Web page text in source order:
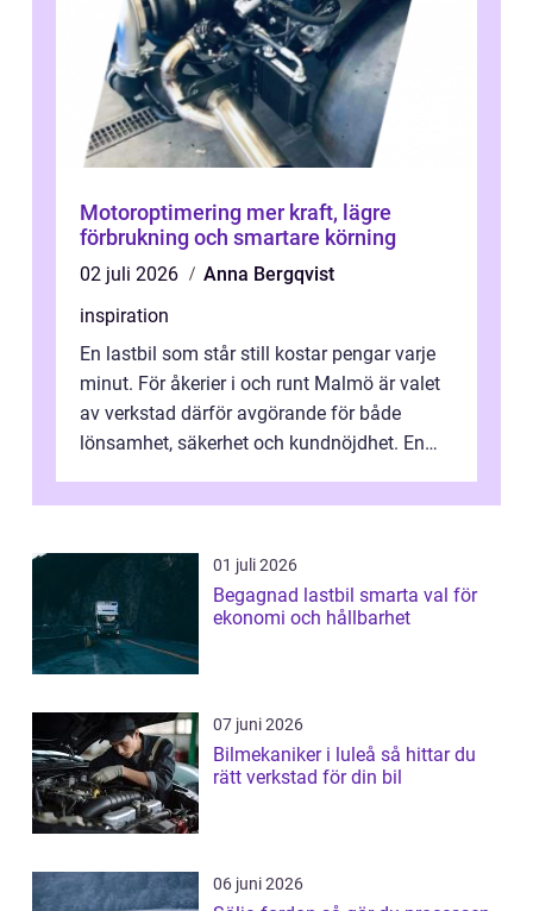
Motoroptimering mer kraft, lägre
förbrukning och smartare körning
02 juli 2026
Anna Bergqvist
inspiration
En lastbil som står still kostar pengar varje
minut. För åkerier i och runt Malmö är valet
av verkstad därför avgörande för både
lönsamhet, säkerhet och kundnöjdhet. En
01 juli 2026
Begagnad lastbil smarta val för
ekonomi och hållbarhet
07 juni 2026
Bilmekaniker i luleå så hittar du
rätt verkstad för din bil
06 juni 2026